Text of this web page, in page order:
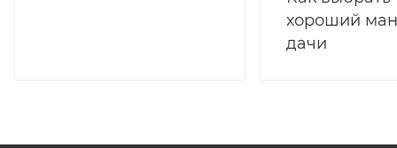
хороший
дачи